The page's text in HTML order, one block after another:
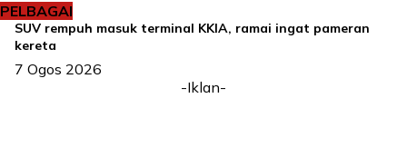
PELBAGAI
SUV rempuh masuk terminal KKIA, ramai ingat pameran
kereta
7 Ogos 2026
-Iklan-